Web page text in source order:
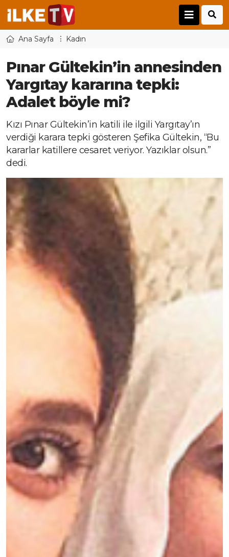
Ana Sayfa Kadın
Pınar Gültekin’in annesinden
Yargıtay kararına tepki:
Adalet böyle mi?
Kızı Pınar Gültekin’in katili ile ilgili Yargıtay’ın
verdiği karara tepki gösteren Şefika Gültekin, “Bu
kararlar katillere cesaret veriyor. Yazıklar olsun.”
dedi.